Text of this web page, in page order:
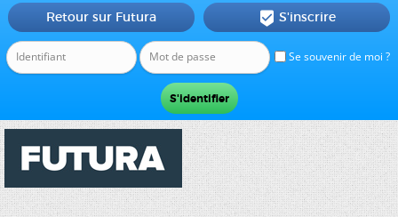
Se souvenir de moi ?
Retour sur Futura  S'inscrire